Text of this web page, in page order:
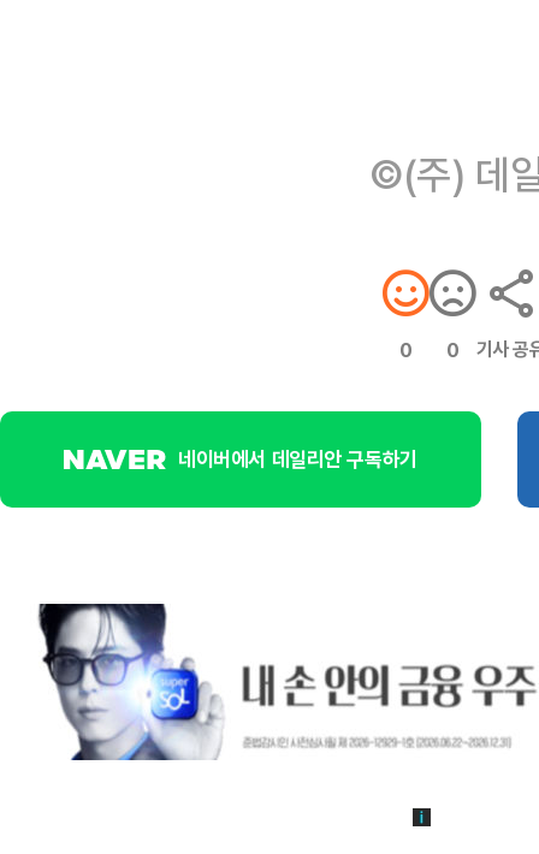
©(주) 데
0 0 기사 공
네이버에서 데일리안 구독하기